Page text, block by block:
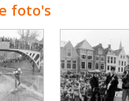
foto's